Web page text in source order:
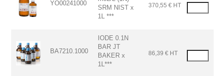
YO00241000
SRM NIST x
1L ***
370,55 € HT
BA7210.1000
IODE 0.1N
BAR JT
BAKER x
1L***
86,39 € HT